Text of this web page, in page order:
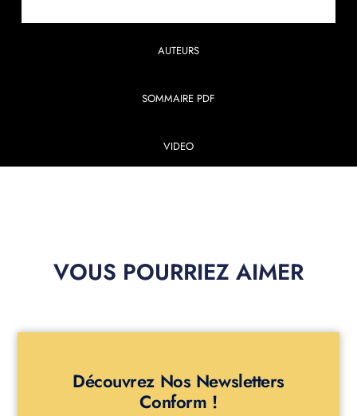
AUTEURS
SOMMAIRE PDF
VIDEO
VOUS POURRIEZ AIMER
Découvrez Nos Newsletters
Conform !